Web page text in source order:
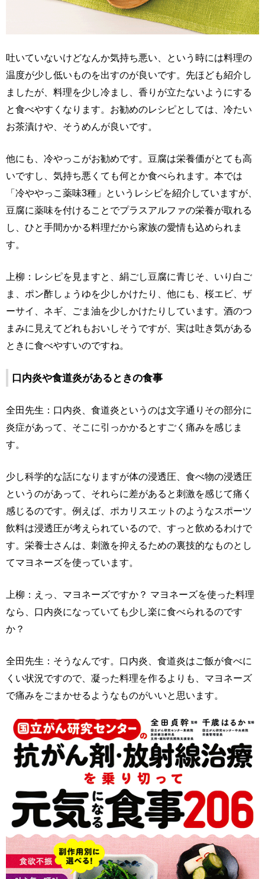
吐いていないけどなんか気持ち悪い、という時には料理の
温度が少し低いものを出すのが良いです。先ほども紹介し
ましたが、料理を少し冷まし、香りが立たないようにする
と食べやすくなります。お勧めのレシピとしては、冷たい
お茶漬けや、そうめんが良いです。
他にも、冷やっこがお勧めです。豆腐は栄養価がとても高
いですし、気持ち悪くても何とか食べられます。本では
「冷ややっこ薬味3種」というレシピを紹介していますが、
豆腐に薬味を付けることでプラスアルファの栄養が取れる
し、ひと手間かかる料理だから家族の愛情も込められま
す。
上柳：レシピを見ますと、絹ごし豆腐に青じそ、いり白ご
ま、ポン酢しょうゆを少しかけたり、他にも、桜エビ、ザ
ーサイ、ネギ、ごま油を少しかけたりしています。酒のつ
まみに見えてどれもおいしそうですが、実は吐き気がある
ときに食べやすいのですね。
口内炎や食道炎があるときの食事
全田先生：口内炎、食道炎というのは文字通りその部分に
炎症があって、そこに引っかかるとすごく痛みを感じま
す。
少し科学的な話になりますが体の浸透圧、食べ物の浸透圧
というのがあって、それらに差があると刺激を感じて痛く
感じるのです。例えば、ポカリスエットのようなスポーツ
飲料は浸透圧が考えられているので、すっと飲めるわけで
す。栄養士さんは、刺激を抑えるための裏技的なものとし
てマヨネーズを使っています。
上柳：えっ、マヨネーズですか？ マヨネーズを使った料理
なら、口内炎になっていても少し楽に食べられるのです
か？
全田先生：そうなんです。口内炎、食道炎はご飯が食べに
くい状況ですので、凝った料理を作るよりも、マヨネーズ
で痛みをごまかせるようなものがいいと思います。